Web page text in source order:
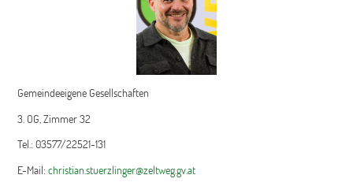
Gemeindeeigene Gesellschaften
3. OG, Zimmer 32
Tel.: 03577/22521-131
E-Mail:christian.stuerzlinger@zeltweg.gv.at